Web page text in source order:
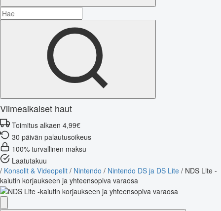
Viimeaikaiset haut
Toimitus alkaen 4,99€
30 päivän palautusoikeus
100% turvallinen maksu
Laatutakuu
/ Konsolit & Videopelit / Nintendo / Nintendo DS ja DS Lite / NDS Lite -
kaiutin korjaukseen ja yhteensopiva varaosa